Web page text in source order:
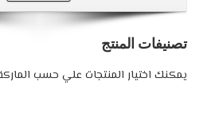
تصنيفات المنتج
يمكنك اختيار المنتجات علي حسب